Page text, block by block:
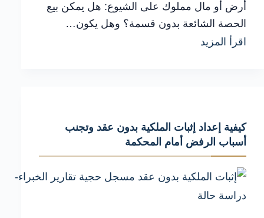
أرض أو مال مملوك على الشيوع: هل يمكن بيع
الحصة الشائعة بدون قسمة؟ وهل يكون…
اقرأ المزيد
الحصة
الشائعة
وحماية
حقك
كيفية إعداد إثبات الملكية بدون عقد وتجنب
أسباب الرفض أمام المحكمة